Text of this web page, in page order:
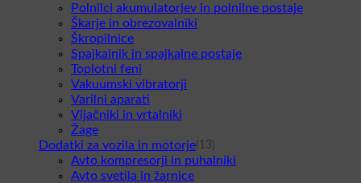
Polnilci akumulatorjev in polnilne postaje
Škarje in obrezovalniki
Škropilnice
Spajkalnik in spajkalne postaje
Toplotni feni
Vakuumski vibratorji
Varilni aparati
Vijačniki in vrtalniki
Žage
Dodatki za vozila in motorje (13)
Avto kompresorji in puhalniki
Avto svetila in žarnice